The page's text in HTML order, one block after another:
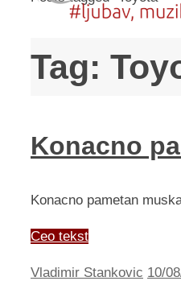
Tag:
Konacno
Konacno pametan
Ceo tekst
Vladimir Stankovic 10/